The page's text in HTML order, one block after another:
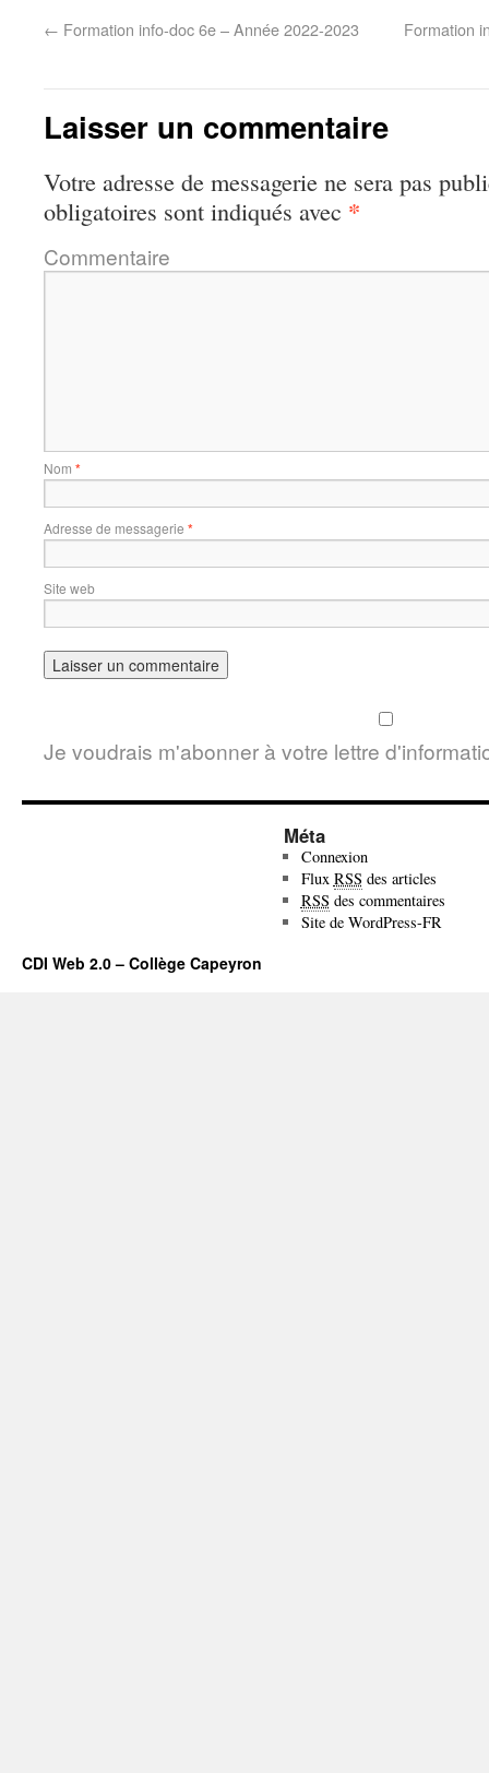
← Formation info-doc 6e – Année 2022-2023 Formation
Laisser un commentaire
Votre adresse de messagerie ne sera pas
obligatoires sont indiqués avec *
Commentaire
Nom *
Adresse de messagerie *
Site web
Je voudrais m'abonner à votre lettre
Méta
Connexion
Flux RSS des articles
RSS des commentaires
Site de WordPress-FR
CDI Web 2.0 – Collège Capeyron